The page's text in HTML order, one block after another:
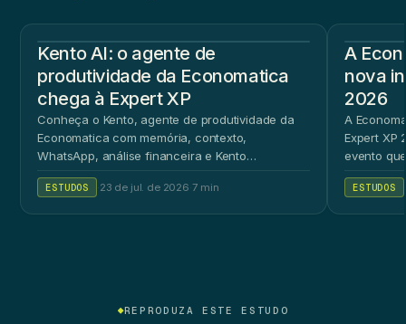
Kento AI: o agente de
produtividade da Economatica
chega à Expert XP
Conheça o Kento, agente de produtividade da
Economatica com memória, contexto,
WhatsApp, análise financeira e Kento
ESTUDOS 23 de jul. de 2026 7 min
A
nova
2026
A
Expert XP
evento
ESTUDOS
REPRODUZA ESTE ESTUDO